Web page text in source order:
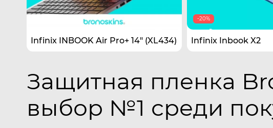
Infinix INBOOK Air Pro+ 14" (XL434)
-20%
Infinix Inbook X2
Защитная пленка
выбор №1 среди